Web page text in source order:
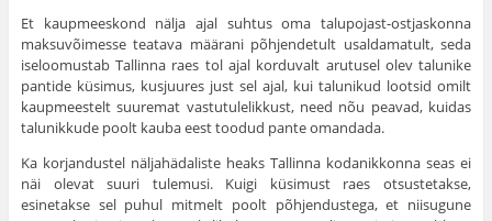
Et kaupmeeskond nälja ajal suhtus oma talupojast-ostjaskonna
maksuvõimesse teatava määrani põhjendetult usaldamatult, seda
iseloomustab Tallinna raes tol ajal korduvalt arutusel olev talunike
pantide küsimus, kusjuures just sel ajal, kui talunikud lootsid omilt
kaupmeestelt suuremat vastutulelikkust, need nõu peavad, kuidas
talunikkude poolt kauba eest toodud pante omandada.
Ka korjandustel näljahädaliste heaks Tallinna kodanikkonna seas ei
näi olevat suuri tulemusi. Kuigi küsimust raes otsustetakse,
esinetakse sel puhul mitmelt poolt põhjendustega, et niisugune